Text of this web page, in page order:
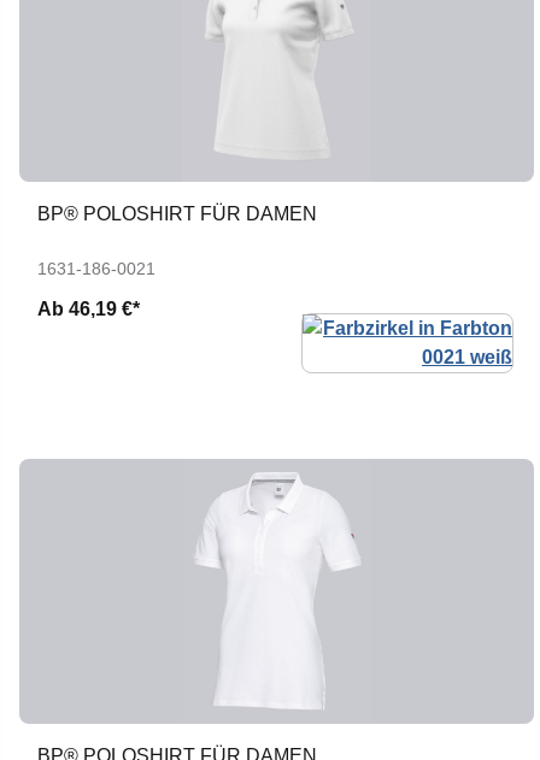
BP® POLOSHIRT FÜR DAMEN
1631-186-0021
Ab 46,19 €*
BP® POLOSHIRT FÜR DAMEN